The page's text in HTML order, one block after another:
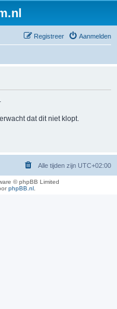
Aanmelden
Registreer
dat dit niet klopt.
Alle tijden zijn UTC+02:00
© phpBB Limited
phpBB.nl